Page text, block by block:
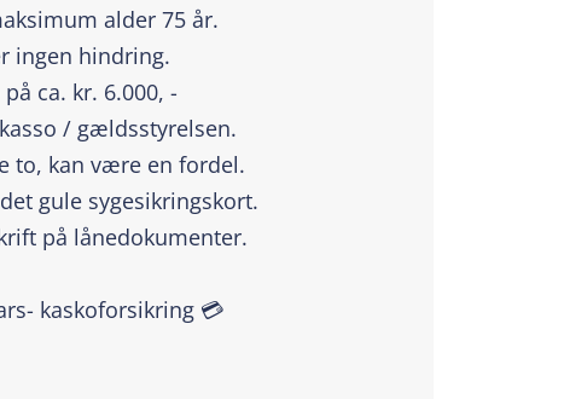
alder 75 år.
ingen hindring.
ca. kr. 6.000, -
/ gældsstyrelsen.
to, kan være en fordel.
gule sygesikringskort.
på lånedokumenter.
kaskoforsikring 💳